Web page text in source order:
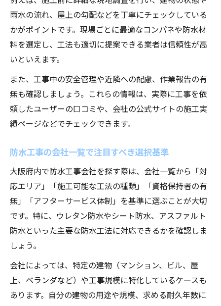
雨水の流れ、屋上の勾配などを丁寧にチェックしている
かがポイントです。現場ごとに最適なコンパネや防水材
料を選定し、工法も適切に提案できる業者は信頼性が高
いといえます。
また、工事中の安全管理や近隣への配慮、作業報告の有
無も確認しましょう。これらの情報は、実際に工事を依
頼したユーザーの口コミや、会社の公式サイトの施工実
績ページなどでチェックできます。
防水工事の会社一覧で注目すべき選択基準
大阪府内で防水工事会社を探す際は、会社一覧から「対
応エリア」「施工可能な工法の種類」「資格保持者の有
無」「アフターサービス体制」を基準に選ぶことが大切
です。特に、ウレタン防水やシート防水、アスファルト
防水といった主要な防水工法に対応できるかを確認しま
しょう。
会社によっては、特定の建物（マンション、ビル、屋
上、ベランダなど）や工事規模に特化しているケースも
あります。自分の建物の用途や規模、求める耐久年数に